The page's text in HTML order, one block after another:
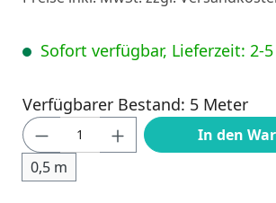
Sofort verfügbar, Lieferzeit: 2-5
Verfügbarer Bestand: 5 Meter
Produkt Anzahl: Gib den
0,5 m
In den